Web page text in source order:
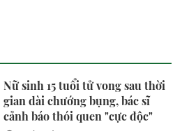
Nữ sinh 15 tuổi tử vong sau thời
gian dài chướng bụng, bác sĩ
cảnh báo thói quen "cực độc"